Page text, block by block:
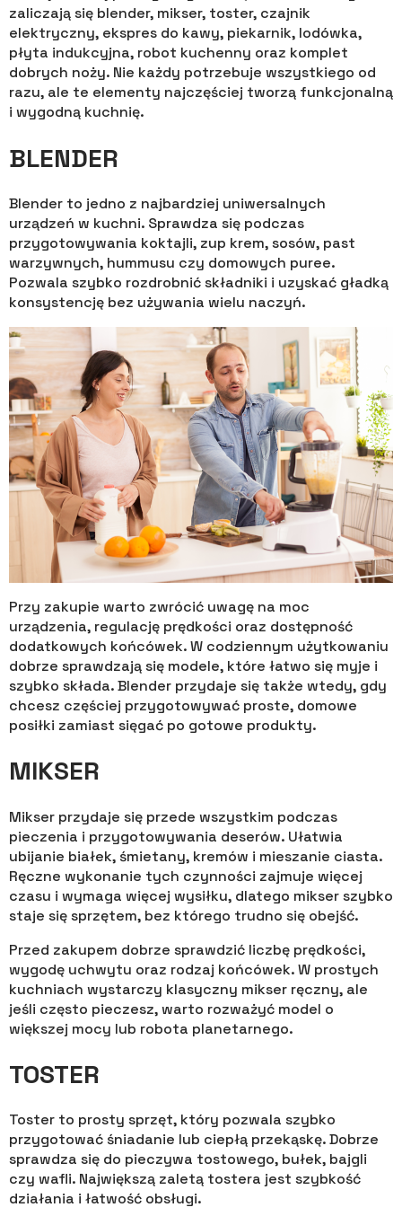
zaliczają się blender, mikser, toster, czajnik
elektryczny, ekspres do kawy, piekarnik, lodówka,
płyta indukcyjna, robot kuchenny oraz komplet
dobrych noży. Nie każdy potrzebuje wszystkiego od
razu, ale te elementy najczęściej tworzą funkcjonalną
i wygodną kuchnię.
BLENDER
Blender to jedno z najbardziej uniwersalnych
urządzeń w kuchni. Sprawdza się podczas
przygotowywania koktajli, zup krem, sosów, past
warzywnych, hummusu czy domowych puree.
Pozwala szybko rozdrobnić składniki i uzyskać gładką
konsystencję bez używania wielu naczyń.
Przy zakupie warto zwrócić uwagę na moc
urządzenia, regulację prędkości oraz dostępność
dodatkowych końcówek. W codziennym użytkowaniu
dobrze sprawdzają się modele, które łatwo się myje i
szybko składa. Blender przydaje się także wtedy, gdy
chcesz częściej przygotowywać proste, domowe
posiłki zamiast sięgać po gotowe produkty.
MIKSER
Mikser przydaje się przede wszystkim podczas
pieczenia i przygotowywania deserów. Ułatwia
ubijanie białek, śmietany, kremów i mieszanie ciasta.
Ręczne wykonanie tych czynności zajmuje więcej
czasu i wymaga więcej wysiłku, dlatego mikser szybko
staje się sprzętem, bez którego trudno się obejść.
Przed zakupem dobrze sprawdzić liczbę prędkości,
wygodę uchwytu oraz rodzaj końcówek. W prostych
kuchniach wystarczy klasyczny mikser ręczny, ale
jeśli często pieczesz, warto rozważyć model o
większej mocy lub robota planetarnego.
TOSTER
Toster to prosty sprzęt, który pozwala szybko
przygotować śniadanie lub ciepłą przekąskę. Dobrze
sprawdza się do pieczywa tostowego, bułek, bajgli
czy wafli. Największą zaletą tostera jest szybkość
działania i łatwość obsługi.